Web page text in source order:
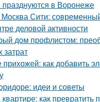
празднуются в Воронеже
Сити:
деловой активности
дом профлистом:
как добавить
идеи и советы
как превратить